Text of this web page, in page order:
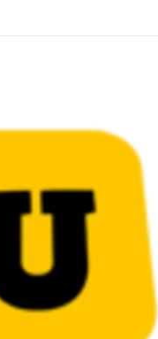
النهضة بألف و400عام سجــن……